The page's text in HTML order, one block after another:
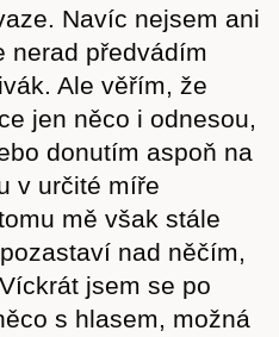
Navíc nejsem ani
nerad předvádím
Ale věřím, že
jen něco i odnesou,
donutím aspoň na
v určité míře
mě však stále
nad něčím,
jsem se po
s hlasem, možná